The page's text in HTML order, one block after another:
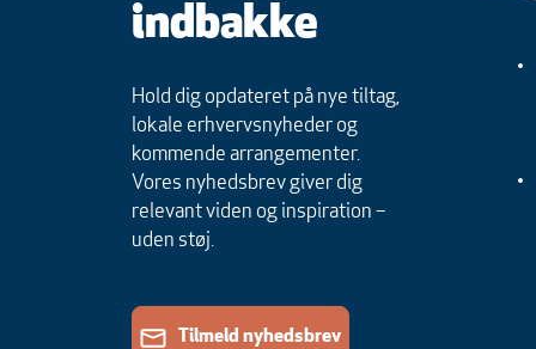
indbakke
Hold dig opdateret på nye tiltag,
lokale erhvervsnyheder og
kommende arrangementer.
Vores nyhedsbrev giver dig
relevant viden og inspiration –
uden støj.
Tilmeld nyhedsbrev